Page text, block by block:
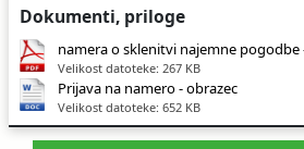
Dokumenti, priloge
namera o sklenitvi najemne pogodbe
Velikost datoteke: 267 KB
Prijava na namero - obrazec
Velikost datoteke: 652 KB